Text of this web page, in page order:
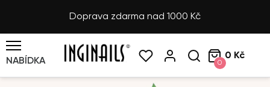
Doprava zdarma nad 1000 Kč
NABÍDKA 0
0 Kč